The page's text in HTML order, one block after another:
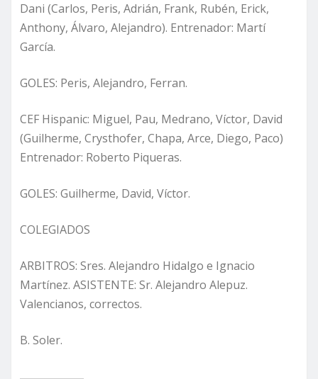
Dani (Carlos, Peris, Adrián, Frank, Rubén, Erick,
Anthony, Álvaro, Alejandro). Entrenador: Martí
García.
GOLES: Peris, Alejandro, Ferran.
CEF Hispanic: Miguel, Pau, Medrano, Víctor, David
(Guilherme, Crysthofer, Chapa, Arce, Diego, Paco)
Entrenador: Roberto Piqueras.
GOLES: Guilherme, David, Víctor.
COLEGIADOS
ARBITROS: Sres. Alejandro Hidalgo e Ignacio
Martínez. ASISTENTE: Sr. Alejandro Alepuz.
Valencianos, correctos.
B. Soler.